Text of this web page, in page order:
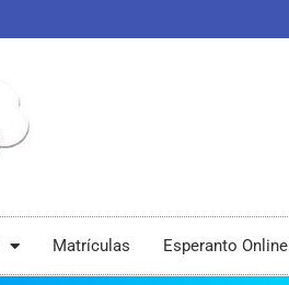
Matrículas Esperanto Online